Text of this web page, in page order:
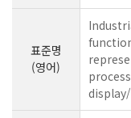
표준명
(영어)